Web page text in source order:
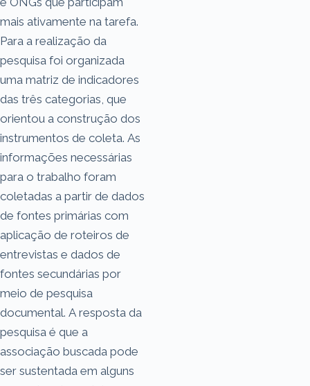
mais ativamente na tarefa.
Para a realização da
pesquisa foi organizada
uma matriz de indicadores
das três categorias, que
orientou a construção dos
instrumentos de coleta. As
informações necessárias
para o trabalho foram
coletadas a partir de dados
de fontes primárias com
aplicação de roteiros de
entrevistas e dados de
fontes secundárias por
meio de pesquisa
documental. A resposta da
pesquisa é que a
associação buscada pode
ser sustentada em alguns